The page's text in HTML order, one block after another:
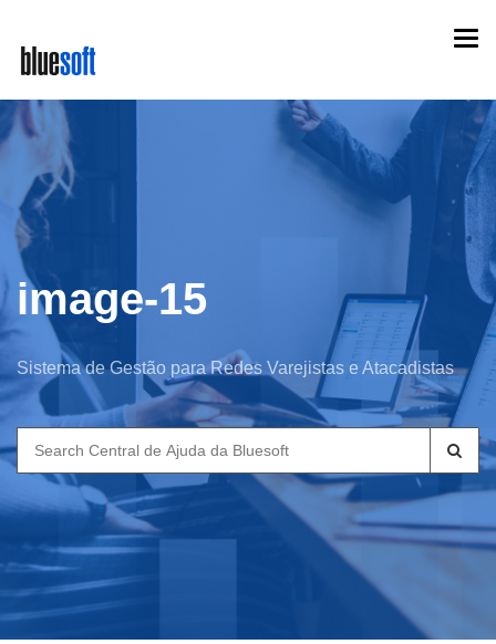
main
content
image-15
Sistema de Gestão para Redes Varejistas e Atacadistas
Search
for: